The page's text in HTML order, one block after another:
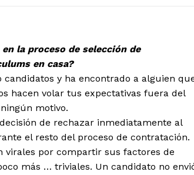
la proceso de selección de
en casa?
y ha encontrado a alguien
hacen volar tus expectativas fuera del
motivo.
de rechazar inmediatamente al
el resto del proceso de contratación.
virales por compartir sus factores de
más … triviales. Un candidato no